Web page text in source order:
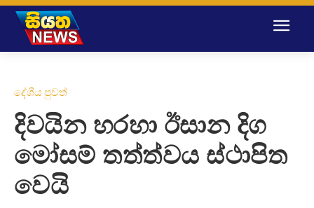
දේශීය පුවත්
දිවයින හරහා ඊසාන දිග
මෝසම් තත්ත්වය ස්ථාපිත
වෙයි